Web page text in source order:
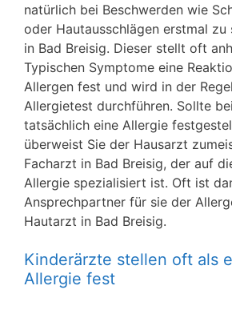
natürlich bei Beschwerden wie
oder Hautausschlägen erstmal zu
in Bad Breisig. Dieser stellt oft
Typischen Symptome eine
Allergen fest und wird in der
Allergietest durchführen. Sollte
tatsächlich eine Allergie
überweist Sie der Hausarzt
Facharzt in Bad Breisig, der auf
Allergie spezialisiert ist. Oft ist
Ansprechpartner für sie der
Hautarzt in Bad Breisig.
Kinderärzte stellen oft als
Allergie fest